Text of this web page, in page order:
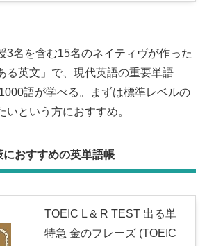
3名を含む15名のネイティヴが作った
る英文」で、現代英語の重要単語
語が学べる。まずは標準レベルの
いという方におすすめ。
おすすめの英単語帳
TOEIC L & R TEST 出る単
特急 金のフレーズ (TOEIC